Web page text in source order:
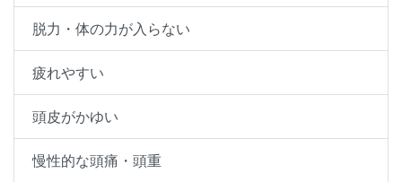
脱力・体の力が入らない
疲れやすい
頭皮がかゆい
慢性的な頭痛・頭重